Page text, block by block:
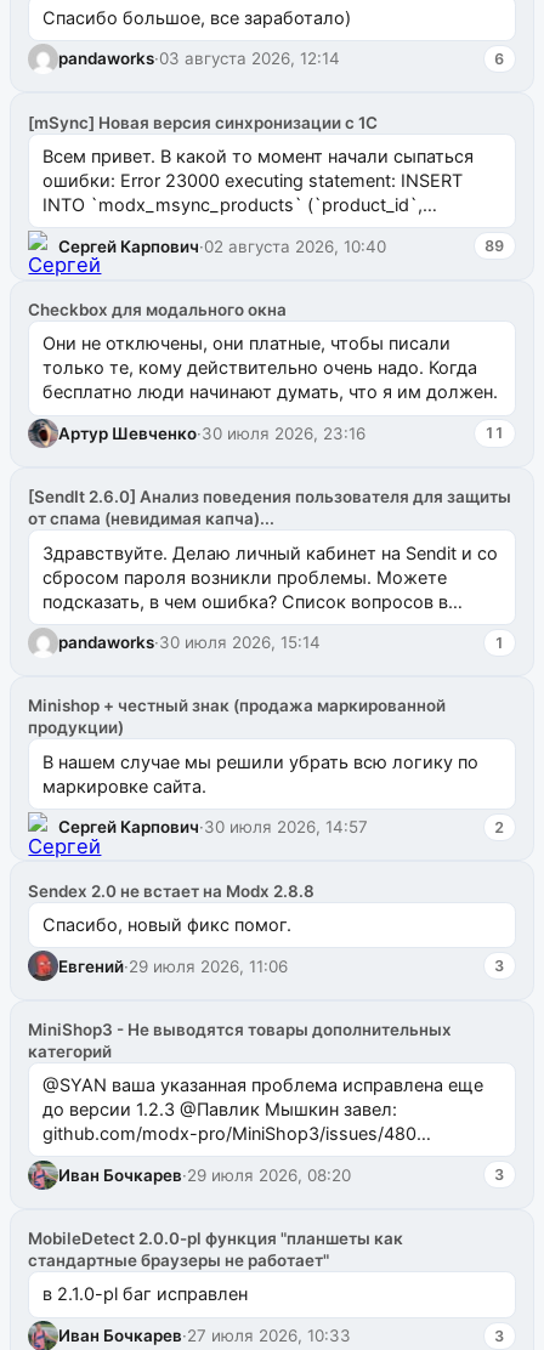
Спасибо большое, все заработало)
pandaworks·03 августа 2026, 12:14 6
[mSync] Новая версия синхронизации с 1С
Всем привет. В какой то момент начали сыпаться
ошибки: Error 23000 executing statement: INSERT
INTO `modx_msync_products` (`product_id`,
`uuid_1c`) VALUES ...
Сергей Карпович·02 августа 2026, 10:40 89
Checkbox для модального окна
Они не отключены, они платные, чтобы писали
только те, кому действительно очень надо. Когда
бесплатно люди начинают думать, что я им должен.
Артур Шевченко·30 июля 2026, 23:16 11
[SendIt 2.6.0] Анализ поведения пользователя для защиты
от спама (невидимая капча)...
Здравствуйте. Делаю личный кабинет на Sendit и со
сбросом пароля возникли проблемы. Можете
подсказать, в чем ошибка? Список вопросов в
одноименном разделе на modx.pro пока пуст, и,...
pandaworks·30 июля 2026, 15:14 1
Minishop + честный знак (продажа маркированной
продукции)
В нашем случае мы решили убрать всю логику по
маркировке сайта.
Сергей Карпович·30 июля 2026, 14:57 2
Sendex 2.0 не встает на Modx 2.8.8
Спасибо, новый фикс помог.
Евгений·29 июля 2026, 11:06 3
MiniShop3 - Не выводятся товары дополнительных
категорий
@SYAN ваша указанная проблема исправлена еще
до версии 1.2.3 @Павлик Мышкин завел:
github.com/modx-pro/MiniShop3/issues/480
github.com/modx-pro/MiniShop3/issues/481Исправим
в б...
Иван Бочкарев·29 июля 2026, 08:20 3
MobileDetect 2.0.0-pl функция "планшеты как
стандартные браузеры не работает"
в 2.1.0-pl баг исправлен
Иван Бочкарев·27 июля 2026, 10:33 3